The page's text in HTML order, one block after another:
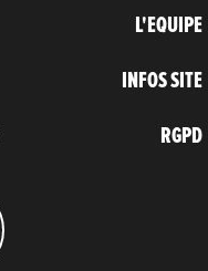
L'EQUIPE
INFOS SITE
RGPD